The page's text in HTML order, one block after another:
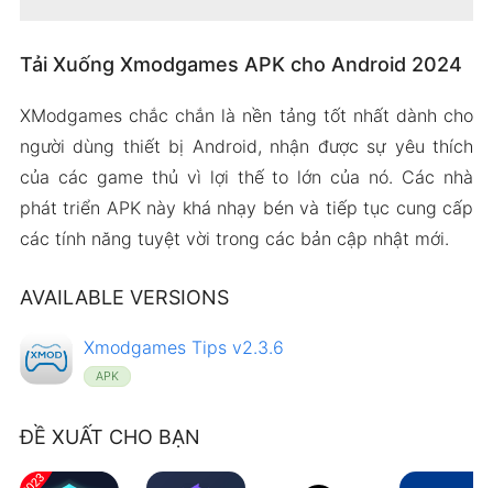
Tải Xuống Xmodgames APK cho Android 2024
XModgames chắc chắn là nền tảng tốt nhất dành cho
người dùng thiết bị Android, nhận được sự yêu thích
của các game thủ vì lợi thế to lớn của nó. Các nhà
phát triển APK này khá nhạy bén và tiếp tục cung cấp
các tính năng tuyệt vời trong các bản cập nhật mới.
AVAILABLE VERSIONS
Xmodgames Tips v2.3.6
APK
ĐỀ XUẤT CHO BẠN